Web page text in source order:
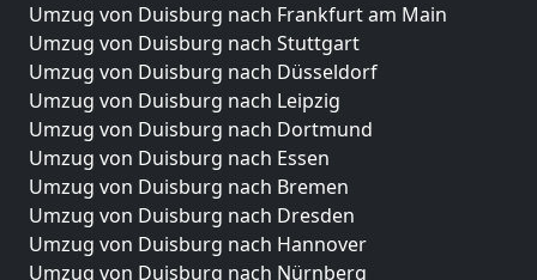
Umzug von Duisburg nach Frankfurt am Main
Umzug von Duisburg nach Stuttgart
Umzug von Duisburg nach Düsseldorf
Umzug von Duisburg nach Leipzig
Umzug von Duisburg nach Dortmund
Umzug von Duisburg nach Essen
Umzug von Duisburg nach Bremen
Umzug von Duisburg nach Dresden
Umzug von Duisburg nach Hannover
Umzug von Duisburg nach Nürnberg